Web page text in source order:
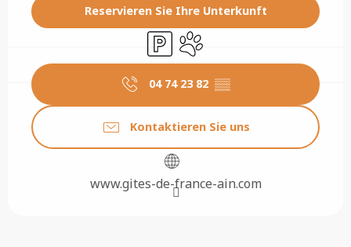
Reservieren Sie Ihre Unterkunft
ParkplatzTiere erlaubt
04 74 23 82 ▒▒
Kontaktieren Sie uns
www.gites-de-france-ain.com